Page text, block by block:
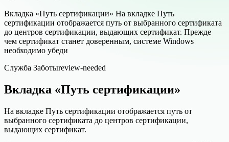
Вкладка «Путь сертификации» На вкладке Путь
сертификации отображается путь от выбранного сертификата
до центров сертификации, выдающих сертификат. Прежде
чем сертификат станет доверенным, системе Windows
необходимо убеди
Служба Заботыreview-needed
Вкладка «Путь сертификации»
На вкладке Путь сертификации отображается путь от
выбранного сертификата до центров сертификации,
выдающих сертификат.